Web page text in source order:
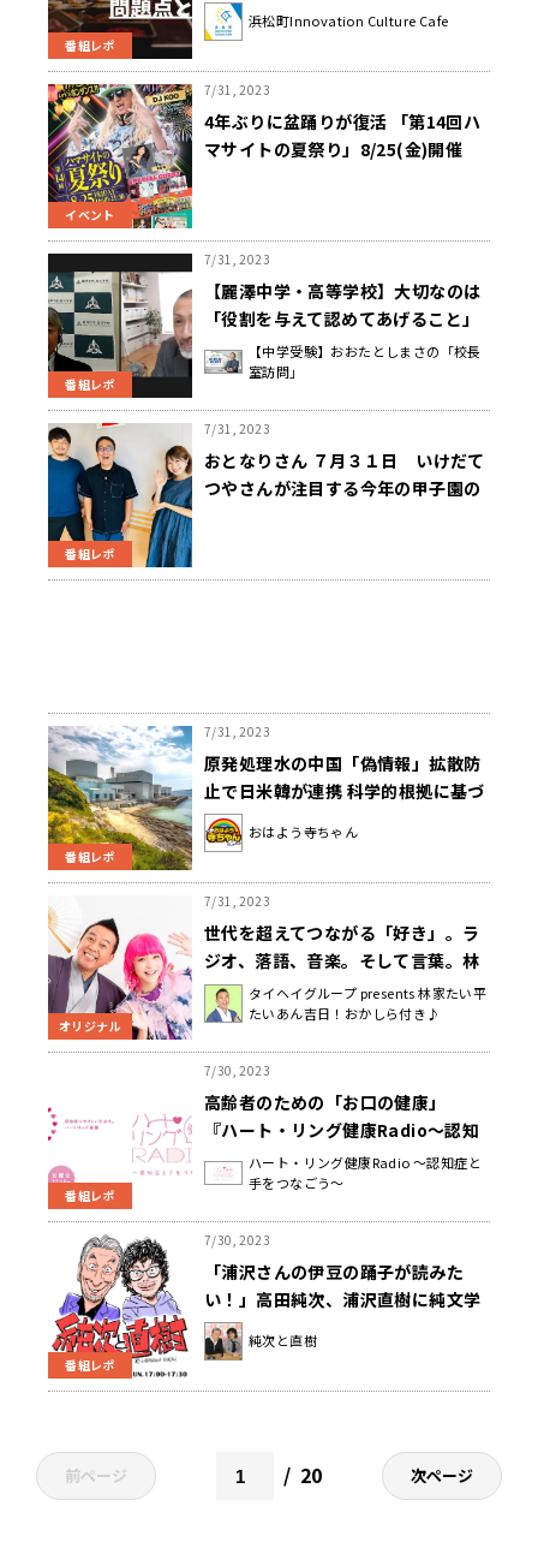
番組レポ
浜松町Innovation Culture Cafe
イベント
7/31, 2023
4年ぶりに盆踊りが復活 「第14回ハ
マサイトの夏祭り」8/25(金)開催
番組レポ
7/31, 2023
【麗澤中学・高等学校】大切なのは
「役割を与えて認めてあげること」
櫻井 讓 校長先生
【中学受験】おおたとしまさの「校長
室訪問」
番組レポ
7/31, 2023
おとなりさん ７月３１日 いけだて
つやさんが注目する今年の甲子園の
番組レポ
7/31, 2023
原発処理水の中国「偽情報」拡散防
止で日米韓が連携 科学的根拠に基づ
く情報発信を強化する
おはよう寺ちゃん
オリジナル
7/31, 2023
世代を超えてつながる「好き」。ラ
ジオ、落語、音楽。そして言葉。林
家たい平・アンジェリーナ1/3 スペ
シャル対談
タイヘイグループ presents 林家たい平
たいあん吉日！おかしら付き♪
番組レポ
7/30, 2023
高齢者のための「お口の健康」
『ハート・リング健康Radio～認知
症と手をつなごう〜 』
ハート・リング健康Radio ～認知症と
手をつなごう～
番組レポ
7/30, 2023
「浦沢さんの伊豆の踊子が読みた
い！」高田純次、浦沢直樹に純文学
の漫画化を希望！
純次と直樹
前ページ 20 次ページ